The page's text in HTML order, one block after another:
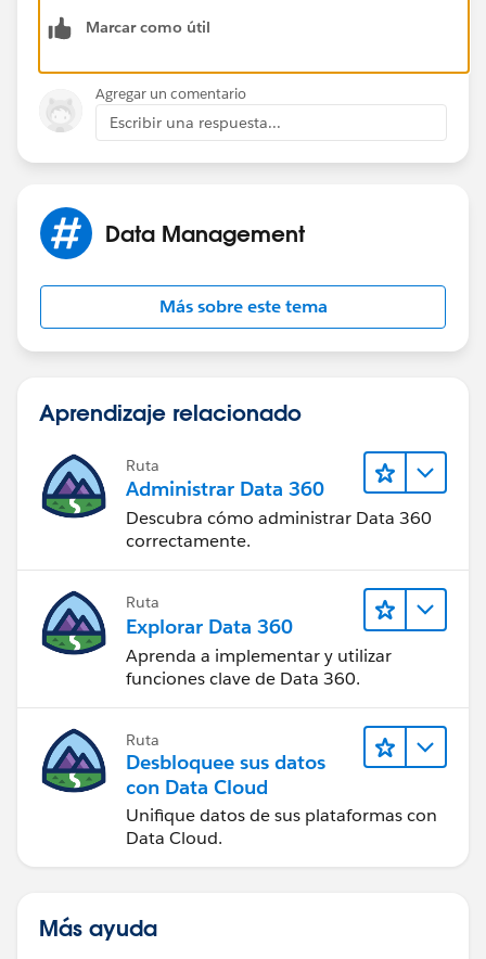
Marcar como útil
Agregar un comentario
Escribir una respuesta...
Data Management
Más sobre este tema
Aprendizaje relacionado
Ruta
Administrar Data 360
Descubra cómo administrar Data 360
correctamente.
Ruta
Explorar Data 360
Aprenda a implementar y utilizar
funciones clave de Data 360.
Ruta
Desbloquee sus datos
con Data Cloud
Unifique datos de sus plataformas con
Data Cloud.
Más ayuda